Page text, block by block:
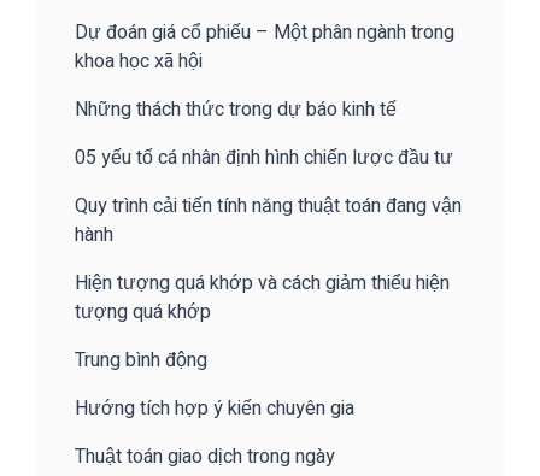
Dự đoán giá cổ phiếu – Một phân ngành trong
khoa học xã hội
Những thách thức trong dự báo kinh tế
05 yếu tố cá nhân định hình chiến lược đầu tư
Quy trình cải tiến tính năng thuật toán đang vận
hành
Hiện tượng quá khớp và cách giảm thiểu hiện
tượng quá khớp
Trung bình động
Hướng tích hợp ý kiến chuyên gia
Thuật toán giao dịch trong ngày